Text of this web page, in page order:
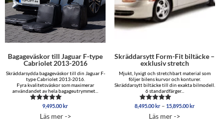
Bagageväskor till Jaguar F-type
Cabriolet 2013-2016
Skräddarsydda bagageväskor till din Jaguar F-
type Cabriolet 2013-2016.
Fyra kvalitetsväskor som maximerar
användandet av hela bagageutrymmet...
Betygsatt
av 5
9,495.00kr
Läs mer ->
Skräddarsytt Form-Fit biltäcke –
exklusiv stretch
Mjukt, lyxigt och stretchbart material som
följer bilens kurvor och konturer.
Skräddarsytt biltäcke till din exakta bilmodell.
6 standardfärger...
Betygsatt
av 5
8,495.00kr – 15,895.00kr
Läs mer ->